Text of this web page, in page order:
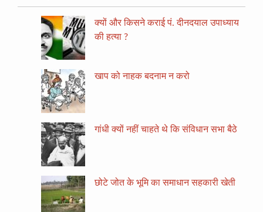
क्यों और किसने कराई पं. दीनदयाल उपाध्याय
की हत्या ?
खाप को नाहक बदनाम न करो
गांधी क्यों नहीं चाहते थे कि संविधान सभा बैठे
छोटे जोत के भूमि का समाधान सहकारी खेती